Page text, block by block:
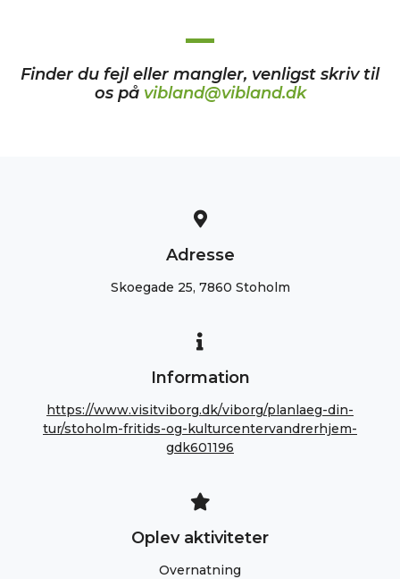
Finder du fejl eller mangler, venligst skriv til
os på vibland@vibland.dk
Adresse
Skoegade 25, 7860 Stoholm
Information
https://www.visitviborg.dk/viborg/planlaeg-din-
tur/stoholm-fritids-og-kulturcentervandrerhjem-
gdk601196
Oplev aktiviteter
Overnatning